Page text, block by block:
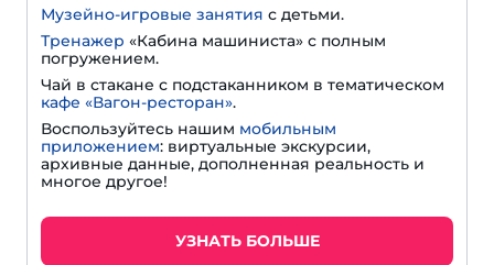
Музейно-игровые занятия с детьми.
Тренажер «Кабина машиниста» с полным
погружением.
Чай в стакане с подстаканником в тематическом
кафе «Вагон-ресторан».
Воспользуйтесь нашим мобильным
приложением: виртуальные экскурсии,
архивные данные, дополненная реальность и
многое другое!
УЗНАТЬ БОЛЬШЕ